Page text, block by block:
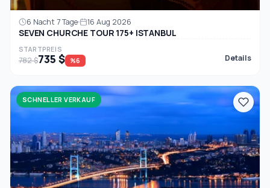
6 Nacht 7 Tage 16 Aug 2026
SEVEN CHURCHE TOUR 175+ ISTANBUL
STARTPREIS
782 $735 $ %6 Details
SCHNELLER VERKAUF